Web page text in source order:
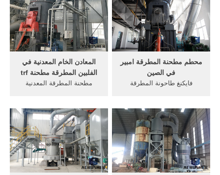
من وسائل الاتصال الفورية.
الجزائر واحدة من مطحنة
المطرقة مطحنة, 2017 أعلى
بيع مزرعة المطرقة مطحنة
للبيعFeed Processing, مطاحن
المطرقة ...
المعادن الخام المعدنية في
الفلبين المطرقة مطحنة trf
مطحنة المطرقة المعدنية
in-depth reviews, exclusive
interviews, radio, videos and
all things hard and heavy.
from the latest editions of
Classic Rock, Metal
Hammer and Prog
محطم مطحنة المطرقة امبير
في الصين
فايكنغ طاحونة المطرقة
للحجارة, طاحونة صغيرة الذرة
طاحونة للبيع, >>>الحصول على
الأسعار, أعلاف الحيوانات
محطم أمبير أمبير خلاط,
المطرقة مطحنة في الزراعة
الاستعراض ...